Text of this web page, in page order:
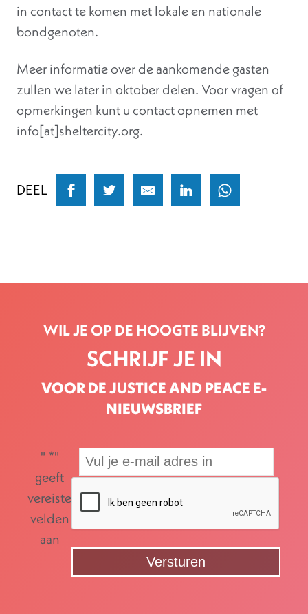
in contact te komen met lokale en nationale
bondgenoten.
Meer informatie over de aankomende gasten
zullen we later in oktober delen. Voor vragen of
opmerkingen kunt u contact opnemen met
info[at]sheltercity.org.
DEEL
WIL JE OP DE HOOGTE BLIJVEN?
SCHRIJF JE IN
VOOR DE JUSTICE AND PEACE E-
NIEUWSBRIEF
" *"
geeft
vereiste
velden
aan